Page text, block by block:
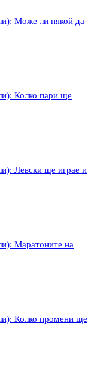
Може ли някой да
Колко пари ще
Левски ще играе и
Маратоните на
Колко промени ще